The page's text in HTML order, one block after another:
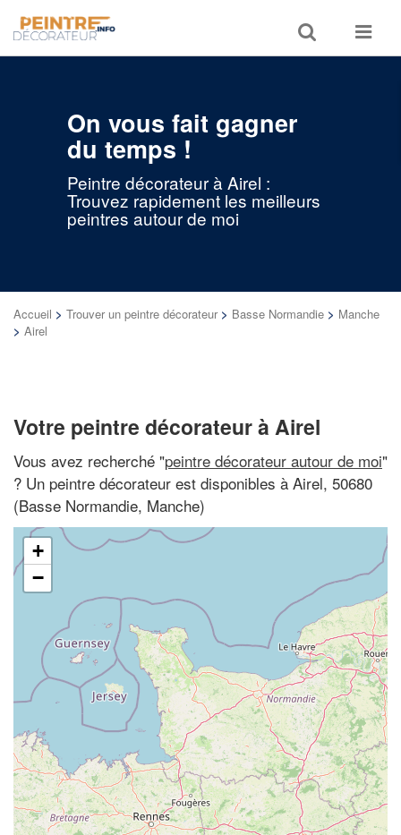
Toggle
search
Toggle
On vous fait gagner
du temps !
Peintre décorateur à Airel :
Trouvez rapidement les meilleurs
peintres autour de moi
Accueil > Trouver un peintre décorateur > Basse Normandie > Manche
> Airel
Votre peintre décorateur à Airel
Vous avez recherché "peintre décorateur autour de moi"
? Un peintre décorateur est disponibles à Airel, 50680
(Basse Normandie, Manche)
+
−